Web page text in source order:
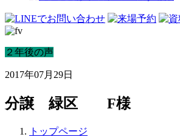
２年後の声
2017年07月29日
分譲 緑区 F様
トップページ